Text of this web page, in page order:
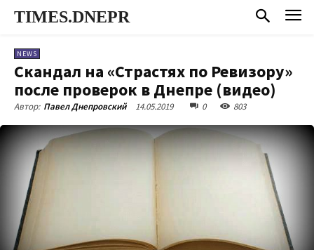
TIMES.DNEPR
NEWS
Скандал на «Страстях по Ревизору»
после проверок в Днепре (видео)
Автор: Павел Днепровский 14.05.2019 0 803